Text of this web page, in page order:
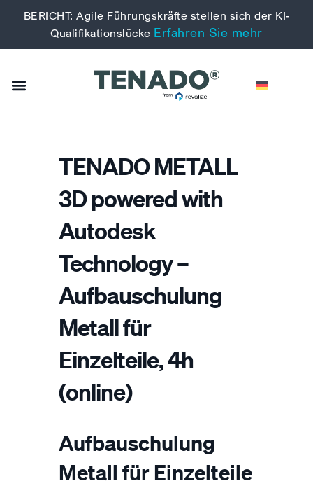
BERICHT: Agile Führungskräfte stellen sich der KI-
Qualifikationslücke Erfahren Sie mehr
TENADO METALL
3D powered with
Autodesk
Technology –
Aufbauschulung
Metall für
Einzelteile, 4h
(online)
Aufbauschulung
Metall für Einzelteile